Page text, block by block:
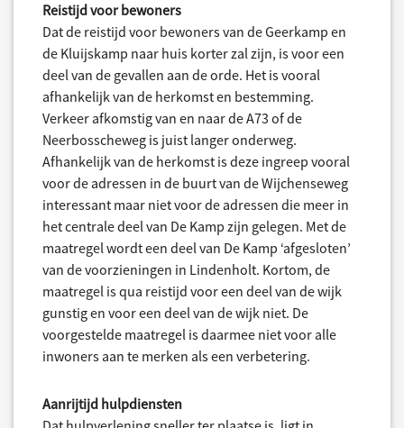
Reistijd voor bewoners
Dat de reistijd voor bewoners van de Geerkamp en
de Kluijskamp naar huis korter zal zijn, is voor een
deel van de gevallen aan de orde. Het is vooral
afhankelijk van de herkomst en bestemming.
Verkeer afkomstig van en naar de A73 of de
Neerbosscheweg is juist langer onderweg.
Afhankelijk van de herkomst is deze ingreep vooral
voor de adressen in de buurt van de Wijchenseweg
interessant maar niet voor de adressen die meer in
het centrale deel van De Kamp zijn gelegen. Met de
maatregel wordt een deel van De Kamp ‘afgesloten’
van de voorzieningen in Lindenholt. Kortom, de
maatregel is qua reistijd voor een deel van de wijk
gunstig en voor een deel van de wijk niet. De
voorgestelde maatregel is daarmee niet voor alle
inwoners aan te merken als een verbetering.
Aanrijtijd hulpdiensten